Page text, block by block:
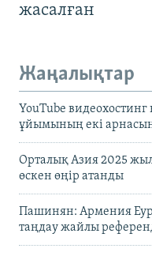
жасалған
Жаңалықтар
YouTube
ұйымының екі
Орталық Азия 2025
өскен өңір атанды
Пашинян: Армения
таңдау жайлы